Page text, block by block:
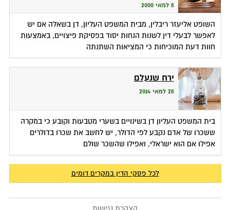
8 למאי 2000
השופט אליעזר ריבלין, מבית המשפט העליון, דן בשאלה אם יש
לאפשר לבעלי דין לשנות הנחות יסוד בפסיקת פיצויים, באמצעות
חוות דעת המוכיחות כי המציאות השתנתה
ירח שנעלם
28 למאי 2014
בית המשפט העליון דן בשינויים בשערי מטבעות וקובע כי במקרה
ששכרו של אדם נקבע לפי הדולר, יש לחשב את שכרו בדולרים
אפילו אם הוא ישראלי, ואפילו שהשכר שולם
לכל פסקי הדין במקרים דומים